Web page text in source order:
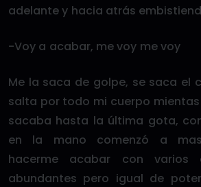
adelante y hacia atrás
-Voy a acabar, me voy me voy
Me la saca de golpe, se saca el
salta por todo mi cuerpo
sacaba hasta la última gota,
en la mano comenzó a
hacerme acabar con varios
abundantes pero igual de